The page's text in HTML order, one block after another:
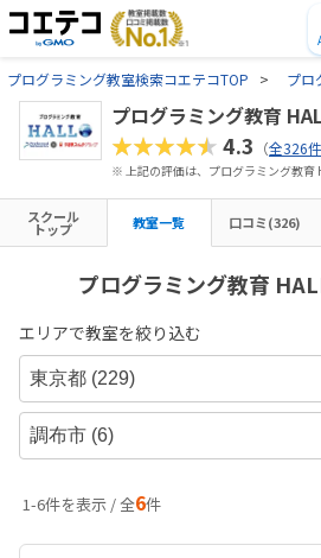
プログラミング教室検索コエテコTOP プロ
プログラミング教育
★★★★★4.3 （全326
※ 上記の評価は、プログラミング教育
スクール
トップ 教室一覧 口コミ(326)
プログラミング教育
エリアで教室を絞り込む
1-6件を表示 / 全6件